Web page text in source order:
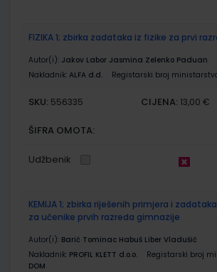
FIZIKA 1; zbirka zadataka iz fizike za prvi
Autor(i): Jakov Labor Jasmina Zelenko Paduan
Nakladnik: ALFA d.d. Registarski broj
SKU: 556335 CIJENA: 13,00 €
ŠIFRA OMOTA:
Udžbenik
KEMIJA 1; zbirka riješenih primjera i
za učenike prvih razreda gimnazije
Autor(i): Barić Tominac Habuš Liber Vladušić
Nakladnik: PROFIL KLETT d.o.o. Registarski broj
DOM